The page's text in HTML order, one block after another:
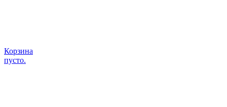
Корзина
пусто.